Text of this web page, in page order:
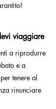
viaggiare
a riprodurre
e a
tenere al
rinunciare